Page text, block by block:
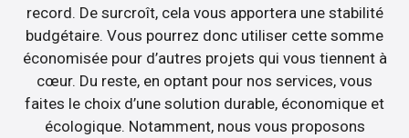
record. De surcroît, cela vous apportera une stabilité
budgétaire. Vous pourrez donc utiliser cette somme
économisée pour d’autres projets qui vous tiennent à
cœur. Du reste, en optant pour nos services, vous
faites le choix d’une solution durable, économique et
écologique. Notamment, nous vous proposons